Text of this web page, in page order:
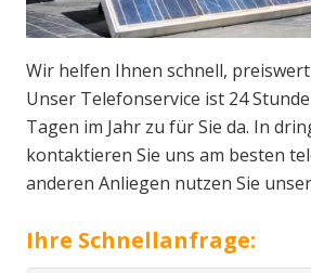
Wir helfen Ihnen schnell,
Unser Telefonservice ist 24
Tagen im Jahr zu für Sie da. In
kontaktieren Sie uns am besten
anderen Anliegen nutzen Sie
Ihre Schnellanfrage: